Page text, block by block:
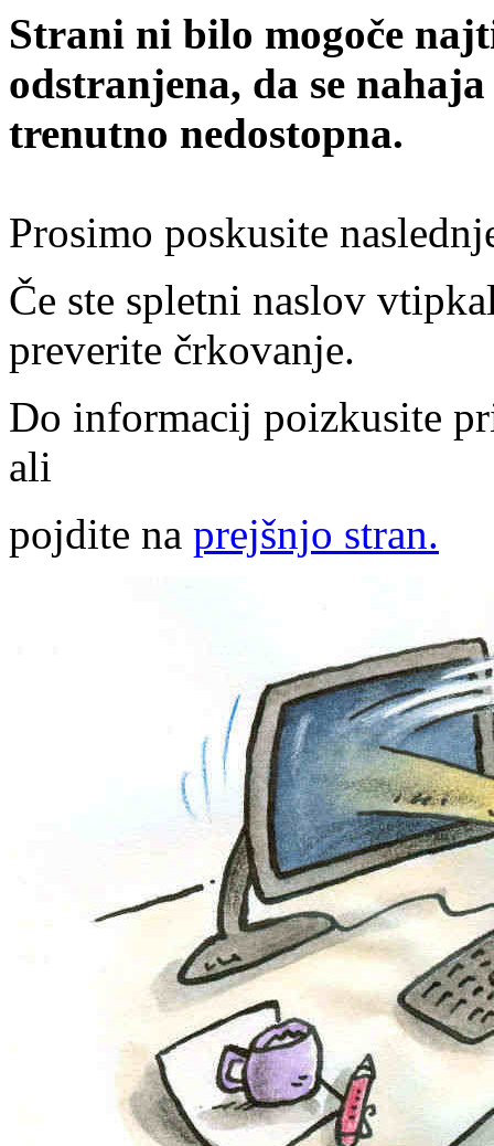
Strani ni bilo mogoče
odstranjena, da se
trenutno nedostopna.
Prosimo poskusite
Če ste spletni naslov
preverite črkovanje.
Do informacij poizkusite
ali
pojdite na prejšnjo stran.